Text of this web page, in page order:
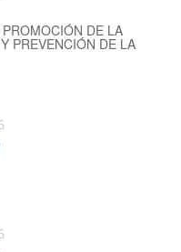
DE LA
PREVENCIÓN DE LA